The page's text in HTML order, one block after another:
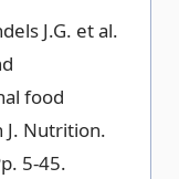
J.G. et al.
food
J. Nutrition.
5-45.